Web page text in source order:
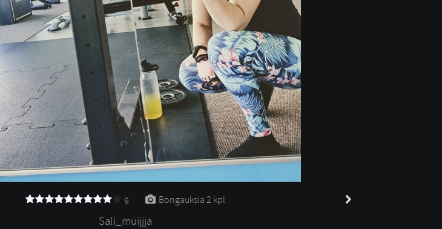
9 Bongauksia 2 kpl
Sali_muijjja